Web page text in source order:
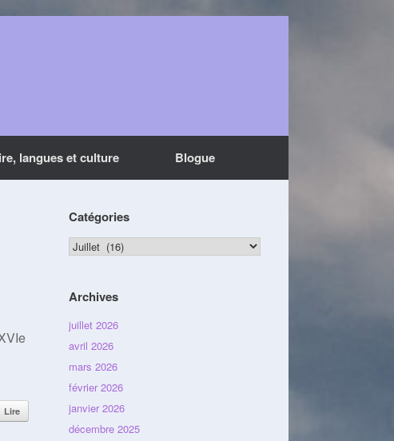
langues et culture Blogue
Lire
Catégories
Catégories
Archives
juillet 2026
avril 2026
mars 2026
février 2026
janvier 2026
décembre 2025